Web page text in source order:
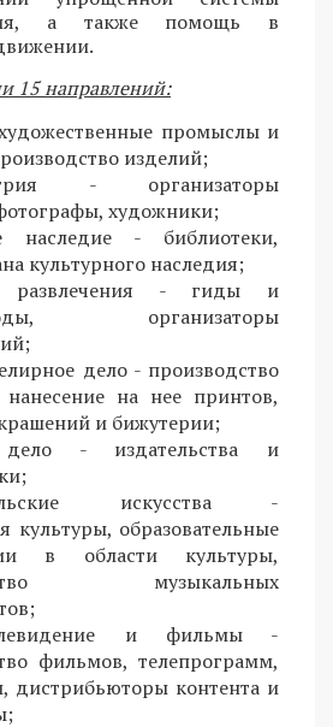
а также помощь в
15 направлений:
промыслы и
изделий;
- организаторы
художники;
наследие - библиотеки,
культурного наследия;
- гиды и
организаторы
дело - производство
на нее принтов,
и бижутерии;
- издательства и
искусства -
культуры, образовательные
в области культуры,
музыкальных
и фильмы -
фильмов, телепрограмм,
дистрибьюторы контента и